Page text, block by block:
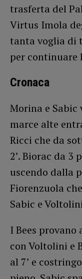
trasferta del
Virtus Imola
tanta voglia di
per continuare
Cronaca
Morina e
marce alte
Ricci che da
2’. Biorac da
uscendo dalla
Fiorenzuola
Sabic e
I Bees
con Voltolini e
al 7’ e